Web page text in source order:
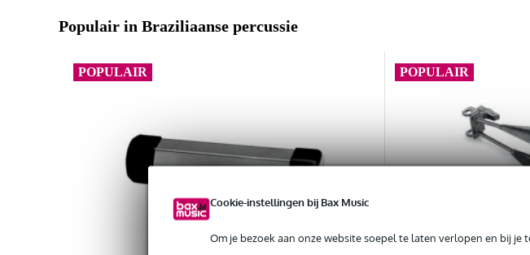
Cookie-instellingen bij Bax Music
Om je bezoek aan onze website soepel te laten verlopen en bij je
Populair in Braziliaanse percussie
POPULAIR POPULAIR